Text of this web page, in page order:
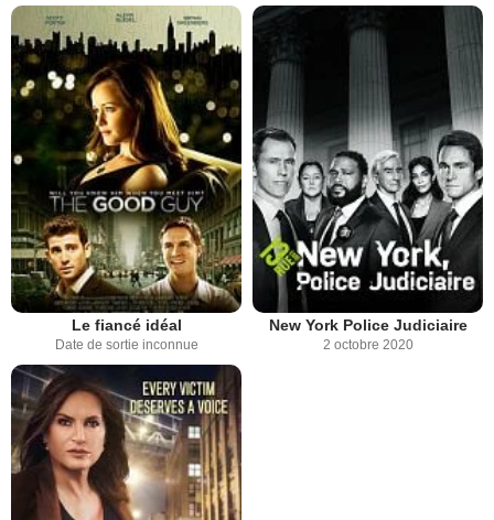
Le fiancé idéal
Date de sortie inconnue
New York Police Judiciaire
2 octobre 2020